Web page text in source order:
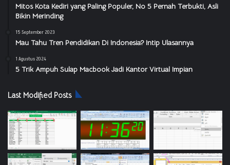
Mitos Kota Kediri yang Paling Populer, No 5 Pernah Terbukti, Asli
Bikin Merinding
15 September 2023
Mau Tahu Tren Pendidikan Di Indonesia? Intip Ulasannya
1 Agustus 2024
5 Trik Ampuh Sulap Macbook Jadi Kantor Virtual Impian
Last Modified Posts